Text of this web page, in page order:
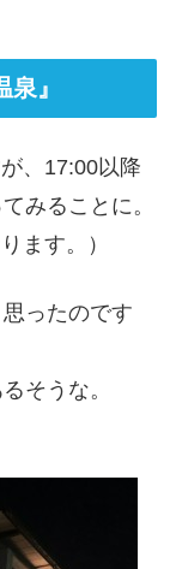
』
、17:00以降
みることに。
ます。）
ったのです
そうな。